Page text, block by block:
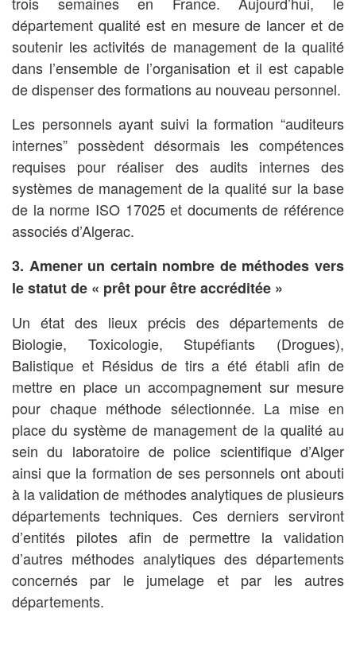
département qualité est en mesure de lancer et de
soutenir les activités de management de la qualité
dans l’ensemble de l’organisation et il est capable
de dispenser des formations au nouveau personnel.
Les personnels ayant suivi la formation “auditeurs
internes” possèdent désormais les compétences
requises pour réaliser des audits internes des
systèmes de management de la qualité sur la base
de la norme ISO 17025 et documents de référence
associés d’Algerac.
3. Amener un certain nombre de méthodes vers
le statut de « prêt pour être accréditée »
Un état des lieux précis des départements de
Biologie, Toxicologie, Stupéfiants (Drogues),
Balistique et Résidus de tirs a été établi afin de
mettre en place un accompagnement sur mesure
pour chaque méthode sélectionnée. La mise en
place du système de management de la qualité au
sein du laboratoire de police scientifique d’Alger
ainsi que la formation de ses personnels ont abouti
à la validation de méthodes analytiques de plusieurs
départements techniques. Ces derniers serviront
d’entités pilotes afin de permettre la validation
d’autres méthodes analytiques des départements
concernés par le jumelage et par les autres
départements.